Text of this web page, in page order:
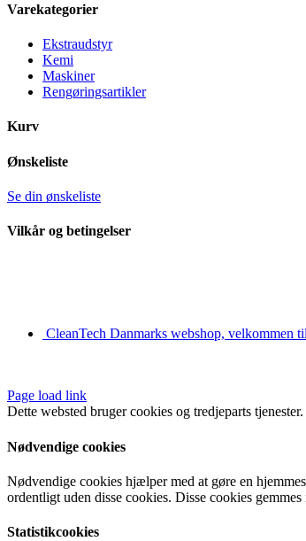
Varekategorier
Ekstraudstyr
Kemi
Maskiner
Rengøringsartikler
Kurv
Ønskeliste
Se din ønskeliste
Vilkår og betingelser
CleanTech Danmarks webshop, velkommen til
Page load link
Dette websted bruger cookies og tredjeparts
Nødvendige cookies
Nødvendige cookies hjælper med at gøre en
ordentligt uden disse cookies. Disse cookies gemmes
Statistikcookies